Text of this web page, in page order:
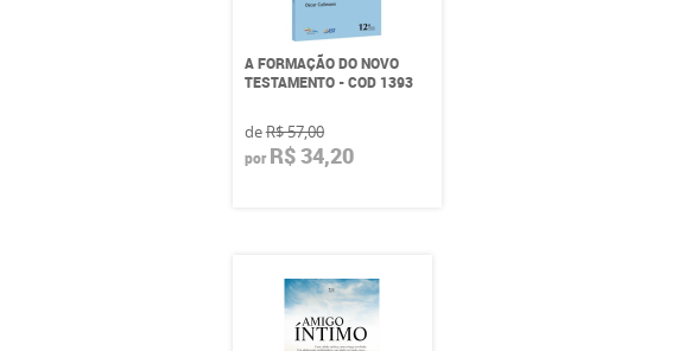
A FORMAÇÃO DO NOVO
TESTAMENTO - COD 1393
deR$ 57,00
por R$ 34,20